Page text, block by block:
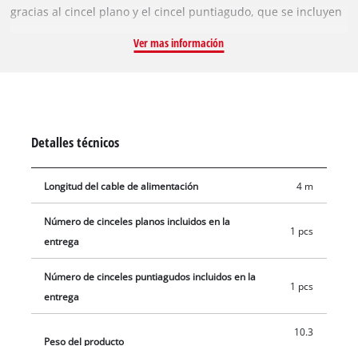
gracias al cincel plano y el cincel puntiagudo, que se incluyen
Ver mas información
Detalles técnicos
Longitud del cable de alimentación 4 m
Número de cinceles planos incluidos en la
entrega
1 pcs
Número de cinceles puntiagudos incluidos en la
entrega
1 pcs
Peso del producto
10.3